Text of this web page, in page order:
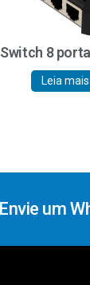
Switch 8
Leia mais
um